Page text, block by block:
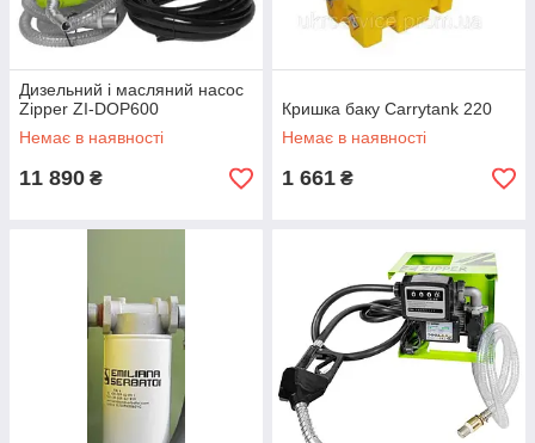
Дизельний і масляний насос
Zipper ZI-DOP600
Немає в наявності
11 890 ₴
Кришка баку Carrytank 220
Немає в наявності
1 661 ₴